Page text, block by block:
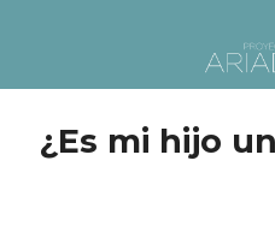
¿Es mi hijo